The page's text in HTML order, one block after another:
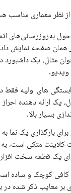
معماری مناسب هستند
به‌روزرسانی‌های اتمی
صفحه نمایش داده
یک داشبورد داده
های اولیه فقط
یک ارائه دهنده
بسیار بالا.
بارگذاری یک نما به
متکی است، به
یک قطعه سخت افزار
کوچک و ساده است
ذکر شده در بالا